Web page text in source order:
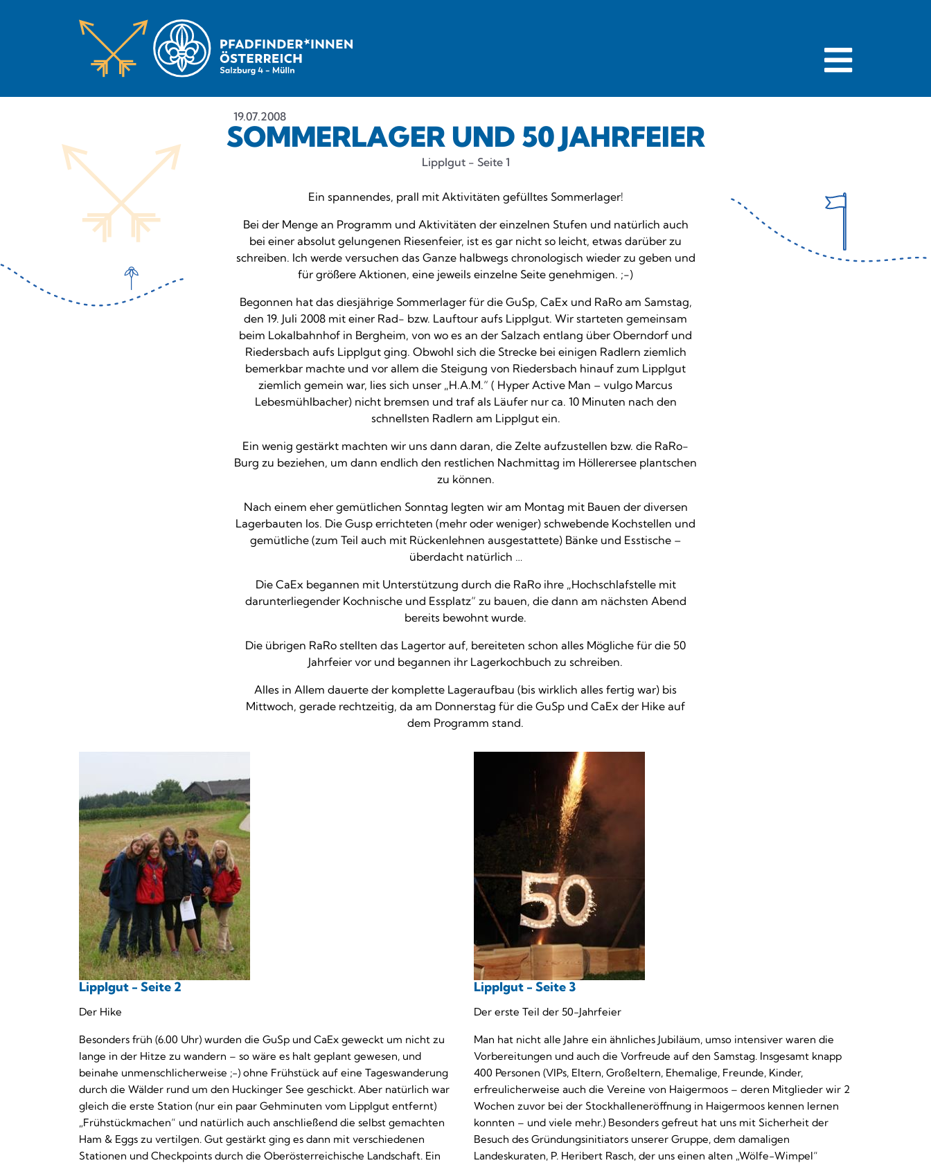
19.07.2008
SOMMERLAGER UND 50 JAHRFEIER
Lipplgut - Seite 1
Ein spannendes, prall mit Aktivitäten gefülltes Sommerlager!
Bei der Menge an Programm und Aktivitäten der einzelnen Stufen und natürlich auch
bei einer absolut gelungenen Riesenfeier, ist es gar nicht so leicht, etwas darüber zu
schreiben. Ich werde versuchen das Ganze halbwegs chronologisch wieder zu geben und
für größere Aktionen, eine jeweils einzelne Seite genehmigen. ;-)
Begonnen hat das diesjährige Sommerlager für die GuSp, CaEx und RaRo am Samstag,
den 19. Juli 2008 mit einer Rad- bzw. Lauftour aufs Lipplgut. Wir starteten gemeinsam
beim Lokalbahnhof in Bergheim, von wo es an der Salzach entlang über Oberndorf und
Riedersbach aufs Lipplgut ging. Obwohl sich die Strecke bei einigen Radlern ziemlich
bemerkbar machte und vor allem die Steigung von Riedersbach hinauf zum Lipplgut
ziemlich gemein war, lies sich unser „H.A.M.“ ( Hyper Active Man – vulgo Marcus
Lebesmühlbacher) nicht bremsen und traf als Läufer nur ca. 10 Minuten nach den
schnellsten Radlern am Lipplgut ein.
Ein wenig gestärkt machten wir uns dann daran, die Zelte aufzustellen bzw. die RaRo-
Burg zu beziehen, um dann endlich den restlichen Nachmittag im Höllerersee plantschen
zu können.
Nach einem eher gemütlichen Sonntag legten wir am Montag mit Bauen der diversen
Lagerbauten los. Die Gusp errichteten (mehr oder weniger) schwebende Kochstellen und
gemütliche (zum Teil auch mit Rückenlehnen ausgestattete) Bänke und Esstische –
überdacht natürlich …
Die CaEx begannen mit Unterstützung durch die RaRo ihre „Hochschlafstelle mit
darunterliegender Kochnische und Essplatz“ zu bauen, die dann am nächsten Abend
bereits bewohnt wurde.
Die übrigen RaRo stellten das Lagertor auf, bereiteten schon alles Mögliche für die 50
Jahrfeier vor und begannen ihr Lagerkochbuch zu schreiben.
Alles in Allem dauerte der komplette Lageraufbau (bis wirklich alles fertig war) bis
Mittwoch, gerade rechtzeitig, da am Donnerstag für die GuSp und CaEx der Hike auf
dem Programm stand.
Lipplgut - Seite 2
Der Hike
Besonders früh (6.00 Uhr) wurden die GuSp und CaEx geweckt um nicht zu
lange in der Hitze zu wandern – so wäre es halt geplant gewesen, und
beinahe unmenschlicherweise ;-) ohne Frühstück auf eine Tageswanderung
durch die Wälder rund um den Huckinger See geschickt. Aber natürlich war
gleich die erste Station (nur ein paar Gehminuten vom Lipplgut entfernt)
„Frühstückmachen“ und natürlich auch anschließend die selbst gemachten
Ham & Eggs zu vertilgen. Gut gestärkt ging es dann mit verschiedenen
Stationen und Checkpoints durch die Oberösterreichische Landschaft. Ein
Lipplgut - Seite 3
Der erste Teil der 50-Jahrfeier
Man hat nicht alle Jahre ein ähnliches Jubiläum, umso intensiver waren die
Vorbereitungen und auch die Vorfreude auf den Samstag. Insgesamt knapp
400 Personen (VIPs, Eltern, Großeltern, Ehemalige, Freunde, Kinder,
erfreulicherweise auch die Vereine von Haigermoos – deren Mitglieder wir 2
Wochen zuvor bei der Stockhalleneröffnung in Haigermoos kennen lernen
konnten – und viele mehr.) Besonders gefreut hat uns mit Sicherheit der
Besuch des Gründungsinitiators unserer Gruppe, dem damaligen
Landeskuraten, P. Heribert Rasch, der uns einen alten „Wölfe-Wimpel“